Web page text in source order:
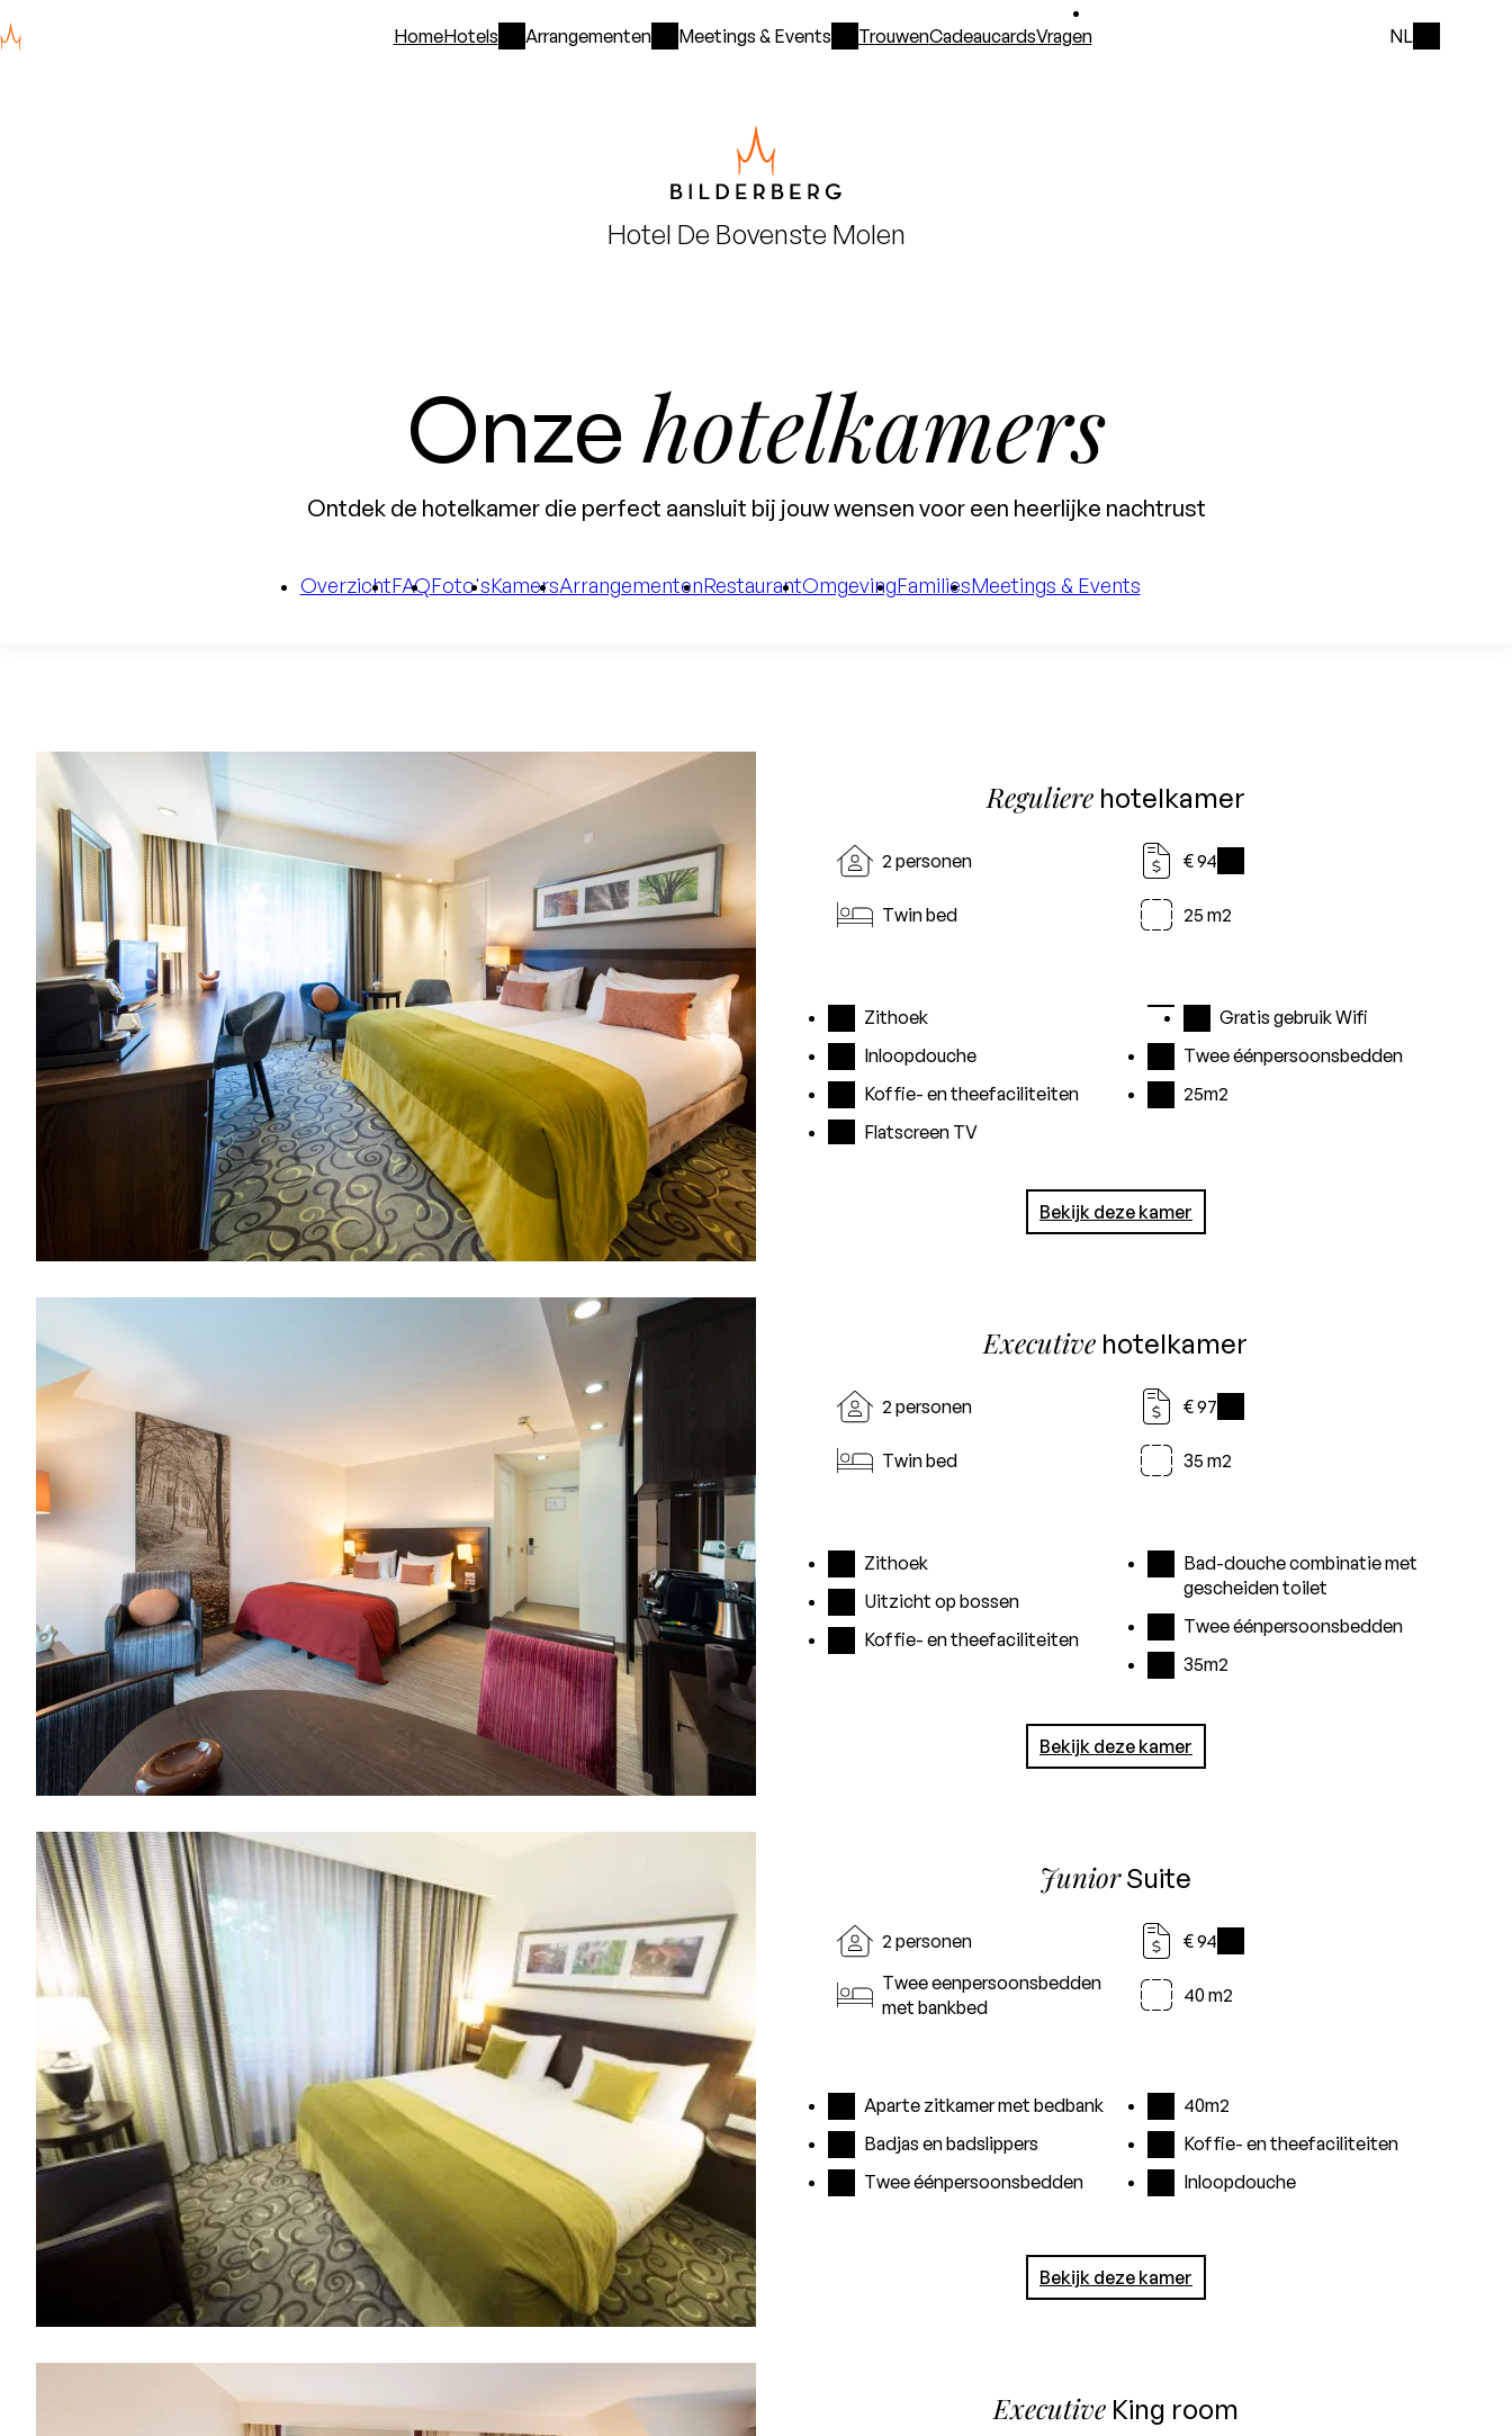
HomeHotels Arrangementen Meetings & Events TrouwenCadeaucardsVragen NL
Hotel De Bovenste Molen
Onzehotelkamers
Ontdek de hotelkamer die perfect aansluit bij jouw wensen voor een heerlijke nachtrust
OverzichtFAQFoto'sKamersArrangementenRestaurantOmgevingFamiliesMeetings & Events
Regulierehotelkamer
2 personen
€ 94
Twin bed
25 m2
Zithoek
Inloopdouche
Koffie- en theefaciliteiten
Flatscreen TV
Gratis gebruik Wifi
Twee éénpersoonsbedden
25m2
Bekijk deze kamer
Executive hotelkamer
2 personen
€ 97
Twin bed
35 m2
Zithoek
Uitzicht op bossen
Koffie- en theefaciliteiten
Bad-douche combinatie met
gescheiden toilet
Twee éénpersoonsbedden
35m2
Bekijk deze kamer
JuniorSuite
2 personen
€ 94
Twee eenpersoonsbedden
met bankbed
40 m2
Aparte zitkamer met bedbank
Badjas en badslippers
Twee éénpersoonsbedden
40m2
Koffie- en theefaciliteiten
Inloopdouche
Bekijk deze kamer
ExecutiveKing room